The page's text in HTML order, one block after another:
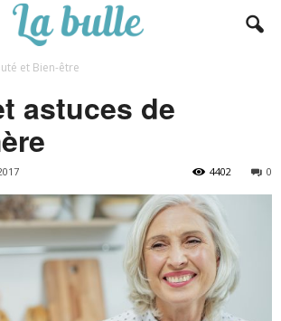
et Bien-être
astuces de
0
4402